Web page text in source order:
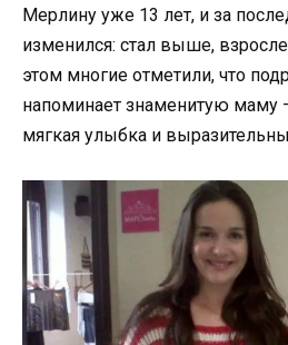
Мерлину уже 13 лет, и за
изменился: стал выше,
этом многие отметили, что
напоминает знаменитую маму
мягкая улыбка и